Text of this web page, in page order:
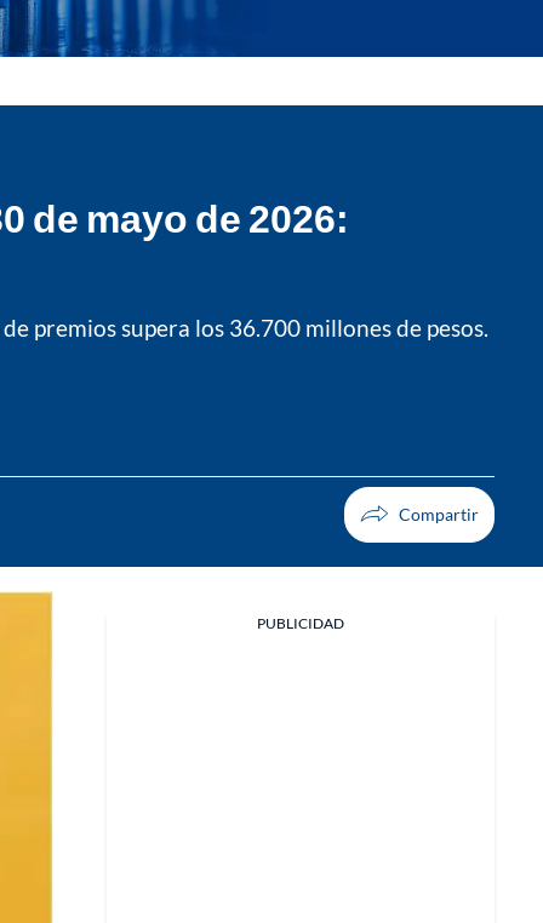
de mayo de 2026:
premios supera los 36.700 millones de pesos.
PUBLICIDAD